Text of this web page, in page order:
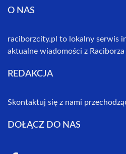
O NAS
raciborzcity.pl to lokalny serwis
aktualne wiadomości z
REDAKCJA
Skontaktuj się z nami
DOŁĄCZ DO NAS